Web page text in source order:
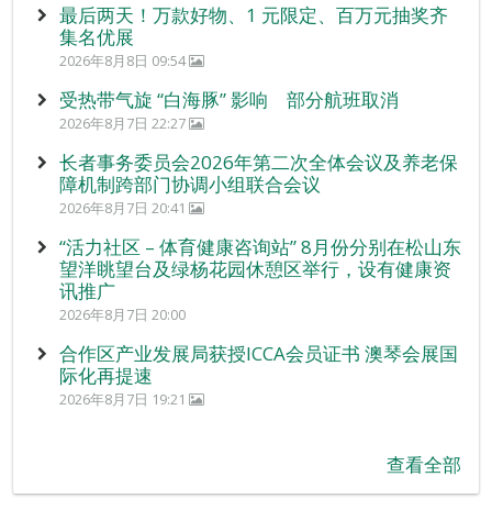
最后两天！万款好物、1 元限定、百万元抽奖齐
集名优展
2026年8月8日 09:54
受热带气旋 “白海豚” 影响 部分航班取消
2026年8月7日 22:27
长者事务委员会2026年第二次全体会议及养老保
障机制跨部门协调小组联合会议
2026年8月7日 20:41
“活力社区 – 体育健康咨询站” 8月份分别在松山东
望洋眺望台及绿杨花园休憩区举行，设有健康资
讯推广
2026年8月7日 20:00
合作区产业发展局获授ICCA会员证书 澳琴会展国
际化再提速
2026年8月7日 19:21
查看全部